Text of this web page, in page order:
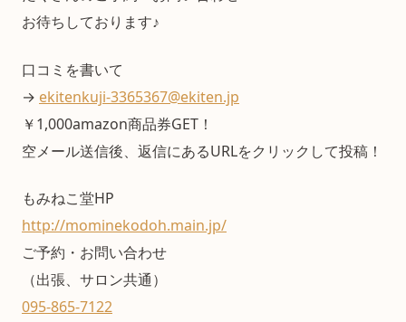
お待ちしております♪
口コミを書いて
→ ekitenkuji-3365367@ekiten.jp
￥1,000amazon商品券GET！
空メール送信後、返信にあるURLをクリックして投稿！
もみねこ堂HP
http://mominekodoh.main.jp/
ご予約・お問い合わせ
（出張、サロン共通）
095-865-7122